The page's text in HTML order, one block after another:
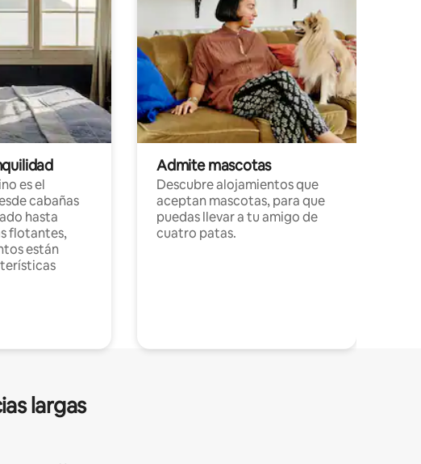
es el
cabañas
hasta
flotantes,
están
Admite mascotas
Descubre alojamientos que
aceptan mascotas, para que
puedas llevar a tu amigo de
cuatro patas.
largas